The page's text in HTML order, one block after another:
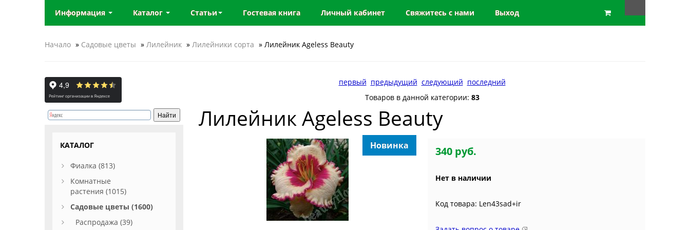
Информация Каталог Статьи Гостевая книга Личный кабинет Свяжитесь с нами Выход
Начало » Садовые цветы » Лилейник » Лилейники сорта » Лилейник Ageless Beauty
первый предыдущий следующий последний
Товаров в данной категории: 83
Лилейник Ageless Beauty
Новинка 340 руб.
Нет в наличии
Код товара: Len43sad+ir
КАТАЛОГ
Фиалка (813)
Комнатные
растения (1015)
Садовые цветы (1600)
Распродажа (39)